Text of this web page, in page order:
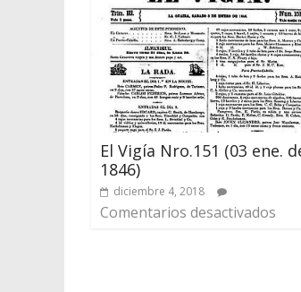
El Vigía Nro.151 (03 ene.
1846)
diciembre 4, 2018
Comentarios desactivados